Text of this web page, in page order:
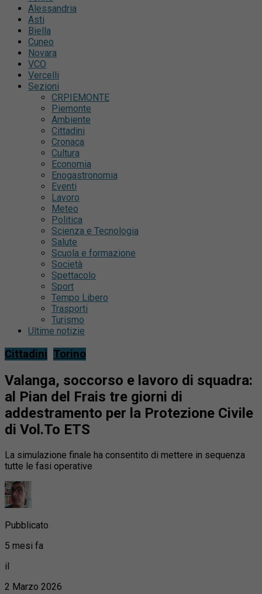
Alessandria
Asti
Biella
Cuneo
Novara
VCO
Vercelli
Sezioni
CRPIEMONTE
Piemonte
Ambiente
Cittadini
Cronaca
Cultura
Economia
Enogastronomia
Eventi
Lavoro
Meteo
Politica
Scienza e Tecnologia
Salute
Scuola e formazione
Società
Spettacolo
Sport
Tempo Libero
Trasporti
Turismo
Ultime notizie
Cittadini Torino
Valanga, soccorso e lavoro di squadra:
al Pian del Frais tre giorni di
addestramento per la Protezione Civile
di Vol.To ETS
La simulazione finale ha consentito di mettere in sequenza
tutte le fasi operative
Pubblicato
5 mesi fa
il
2 Marzo 2026